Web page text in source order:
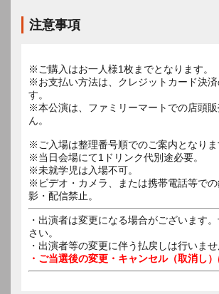
注意事項
※ご購入はお一人様1枚までとなります。
※お支払い方法は、クレジットカード決済
す。
※本公演は、ファミリーマートでの店頭
ん。
※ご入場は整理番号順でのご案内となりま
※当日会場にて1ドリンク代別途必要。
※未就学児は入場不可。
※ビデオ・カメラ、または携帯電話等で
影・配信禁止。
・出演者は変更になる場合がございます
さい。
・出演者等の変更に伴う払戻しは行いませ
・ご当選後の変更・キャンセル（取消し）